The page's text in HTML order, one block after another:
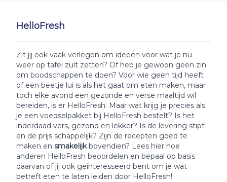
HelloFresh
Zit jij ook vaak verlegen om ideeën voor wat je nu
weer op tafel zult zetten? Of heb je gewoon geen zin
om boodschappen te doen? Voor wie geen tijd heeft
of een beetje lui is als het gaat om eten maken, maar
toch elke avond een gezonde en verse maaltijd wil
bereiden, is er HelloFresh. Maar wat krijg je precies als
je een voedselpakket bij HelloFresh bestelt? Is het
inderdaad vers, gezond en lekker? Is de levering stipt
en de prijs schappelijk? Zijn de recepten goed te
maken en smakelijkbovendien? Lees hier hoe
anderen HelloFresh beoordelen en bepaal op basis
daarvan of jij ook geïnteresseerd bent om je wat
betreft eten te laten leiden door HelloFresh!